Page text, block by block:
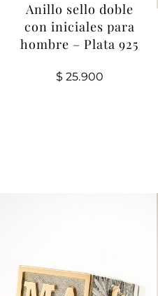
Anillo sello doble
con iniciales para
hombre – Plata 925
$ 25.900